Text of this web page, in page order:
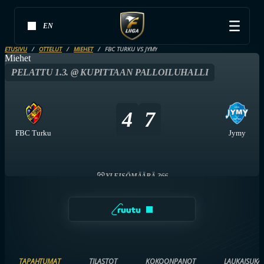
EN
ETUSIVU OTTELUT MIEHET FBC TURKU VS JYMY
Miehet
PELATTU 1.3. @ KUPITTAAN PALLOILUHALLI
FBC Turku
4 7
Jymy
YLEISÖMÄÄRÄ 366
TAPAHTUMAT TILASTOT KOKOONPANOT